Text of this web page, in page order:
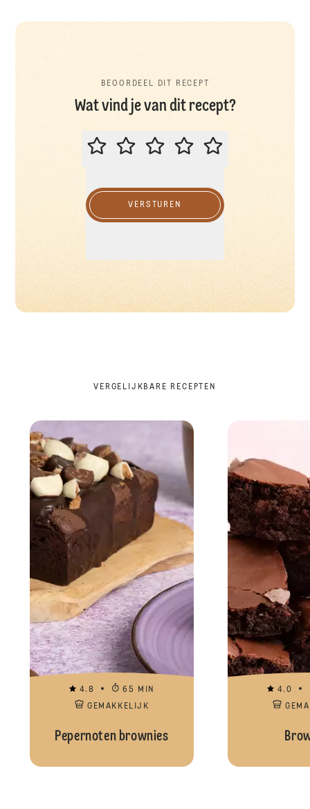
BEOORDEEL DIT RECEPT
Wat vind je van dit recept?
BEOORDEEL DIT RECEPT
VERSTUREN
VERGELIJKBARE RECEPTEN
4.8
65 MIN
GEMAKKELIJK
Pepernoten brownies
4.0